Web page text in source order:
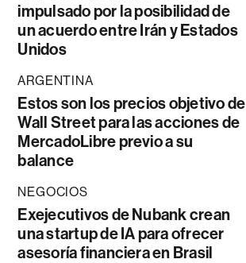
impulsado por la posibilidad de
un acuerdo entre Irán y Estados
Unidos
ARGENTINA
Estos son los precios objetivo de
Wall Street para las acciones de
MercadoLibre previo a su
balance
NEGOCIOS
Exejecutivos de Nubank crean
una startup de IA para ofrecer
asesoría financiera en Brasil